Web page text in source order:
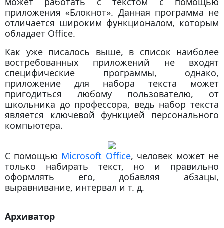
приложения «Блокнот». Данная программа не
отличается широким функционалом, которым
обладает Office.
Как уже писалось выше, в список наиболее
востребованных приложений не входят
специфические программы, однако,
приложение для набора текста может
пригодиться любому пользователю, от
школьника до профессора, ведь набор текста
является ключевой функцией персонального
компьютера.
С помощью Microsoft Office, человек может не
только набирать текст, но и правильно
оформлять его, добавляя абзацы,
выравнивание, интервал и т. д.
Архиватор